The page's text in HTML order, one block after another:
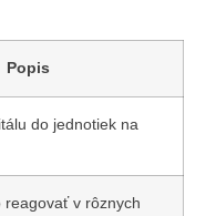
Popis
do jednotiek na
reagovať v rôznych